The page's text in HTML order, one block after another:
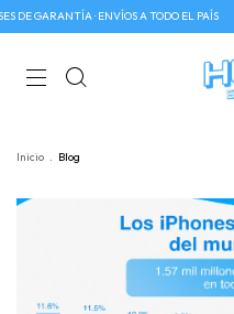
GARANTÍA · ENVÍOS A TODO EL PAÍS
Inicio . Blog